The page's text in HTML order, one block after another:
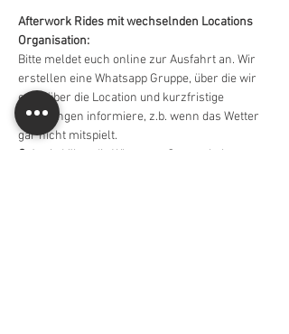
Afterwork Rides mit wechselnden Locations
Organisation:
Bitte meldet euch online zur Ausfahrt an. Wir
erstellen eine Whatsapp Gruppe, über die wir
euch über die Location und kurzfristige
Änderungen informiere, z.b. wenn das Wetter
gar nicht mitspielt.
Ort:
wird über die Whatsapp Gruppe bekannt